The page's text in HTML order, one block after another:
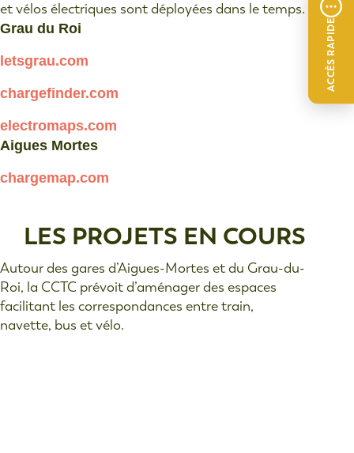
ACCÈS RAPIDE
et vélos électriques sont déployées dans le temps.
Grau du Roi
letsgrau.com
chargefinder.com
electromaps.com
Aigues Mortes
chargemap.com
LES PROJETS EN COURS
Autour des gares d’Aigues-Mortes et du Grau-du-
Roi, la CCTC prévoit d’aménager des espaces
facilitant les correspondances entre train,
navette, bus et vélo.